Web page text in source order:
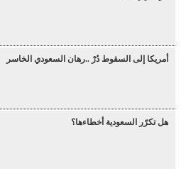
أمريكا إلى السقوط دُرْ ..رهان السعودي الخاسر
هل تكرّر السعودية أخطاءها؟